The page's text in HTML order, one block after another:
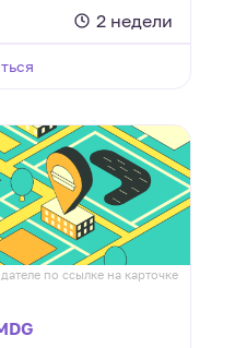
2 недели
по ссылке на карточке